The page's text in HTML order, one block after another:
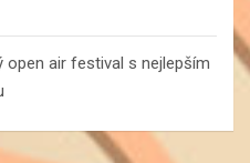
open air festival s nejlepším